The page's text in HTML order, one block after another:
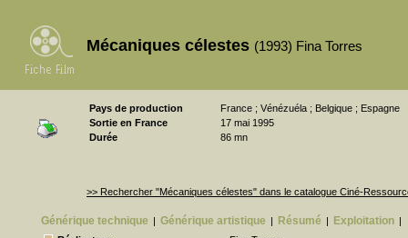
Mécaniques célestes (1993) Fina Torres
Pays de production
France ; Vénézuéla ; Belgique ; Espagne
Sortie en France
17 mai 1995
Durée
86 mn
>> Rechercher "Mécaniques célestes" dans le catalogue Ciné-
Générique technique | Générique artistique | Résumé | Exploitation |